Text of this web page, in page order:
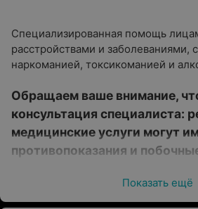
Специализированная помощь
расстройствами и заболеваниями,
наркоманией, токсикоманией и
Обращаем ваше внимание,
консультация специалиста:
медицинские услуги могут
противопоказания и
Показать ещё